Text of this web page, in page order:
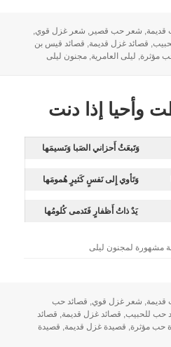
قديمة, شعر حب قصير, شعر غزل قوي,
, قصائد غزل قديمة, قصائد قيس بن
مؤثرة, ليلى العامرية,مجنون ليلى
وأحيا إذا دنت
وَتَبعَثُ أَحزاني الصَبا وَنَسيمَها
وَتَأوي إِلى نَفسٍ كَثيرٍ هُمومَها
يَدٌ ذاتُ أَظفارٍ فَتَدمى كُلومُها
مشهورة لمجنون ليلى
قديمة شعر غزل قوي قصائد حب
حب للحبيب قصائد غزل قديمة قصائد
حب مؤثرة قصيدة غزل قديمة قصيدة